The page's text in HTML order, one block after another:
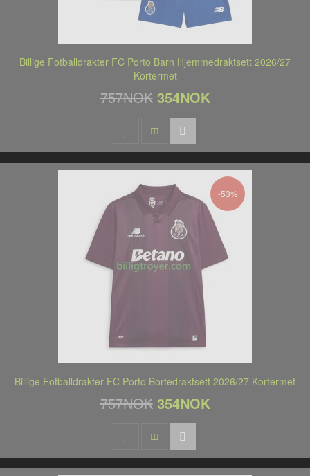
Billige Fotballdrakter FC Porto Barn Hjemmedraktsett 2026/27
Kortermet
757NOK 354NOK
-53%
Billige Fotballdrakter FC Porto Bortedraktsett 2026/27 Kortermet
757NOK 354NOK